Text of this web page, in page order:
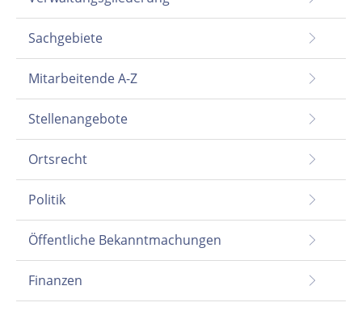
Sachgebiete
Mitarbeitende A-Z
Stellenangebote
Ortsrecht
Politik
Öffentliche Bekanntmachungen
Finanzen